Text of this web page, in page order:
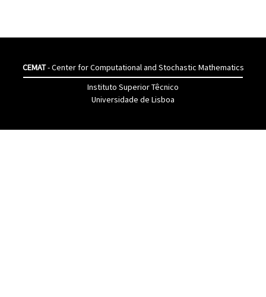
CEMAT- Center for Computational and Stochastic Mathematics
Instituto Superior Têcnico
Universidade de Lisboa